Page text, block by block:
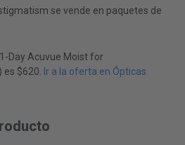
se vende en paquetes de
Day Acuvue Moist for
$620. Ir a la oferta en Ópticas